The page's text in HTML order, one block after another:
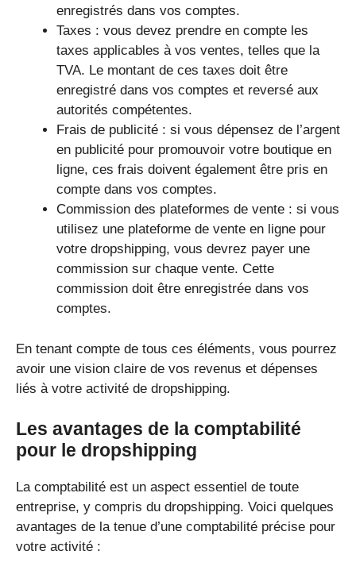
enregistrés dans vos comptes.
Taxes : vous devez prendre en compte les
taxes applicables à vos ventes, telles que la
TVA. Le montant de ces taxes doit être
enregistré dans vos comptes et reversé aux
autorités compétentes.
Frais de publicité : si vous dépensez de l’argent
en publicité pour promouvoir votre boutique en
ligne, ces frais doivent également être pris en
compte dans vos comptes.
Commission des plateformes de vente : si vous
utilisez une plateforme de vente en ligne pour
votre dropshipping, vous devrez payer une
commission sur chaque vente. Cette
commission doit être enregistrée dans vos
comptes.
En tenant compte de tous ces éléments, vous pourrez
avoir une vision claire de vos revenus et dépenses
liés à votre activité de dropshipping.
Les avantages de la comptabilité
pour le dropshipping
La comptabilité est un aspect essentiel de toute
entreprise, y compris du dropshipping. Voici quelques
avantages de la tenue d’une comptabilité précise pour
votre activité :